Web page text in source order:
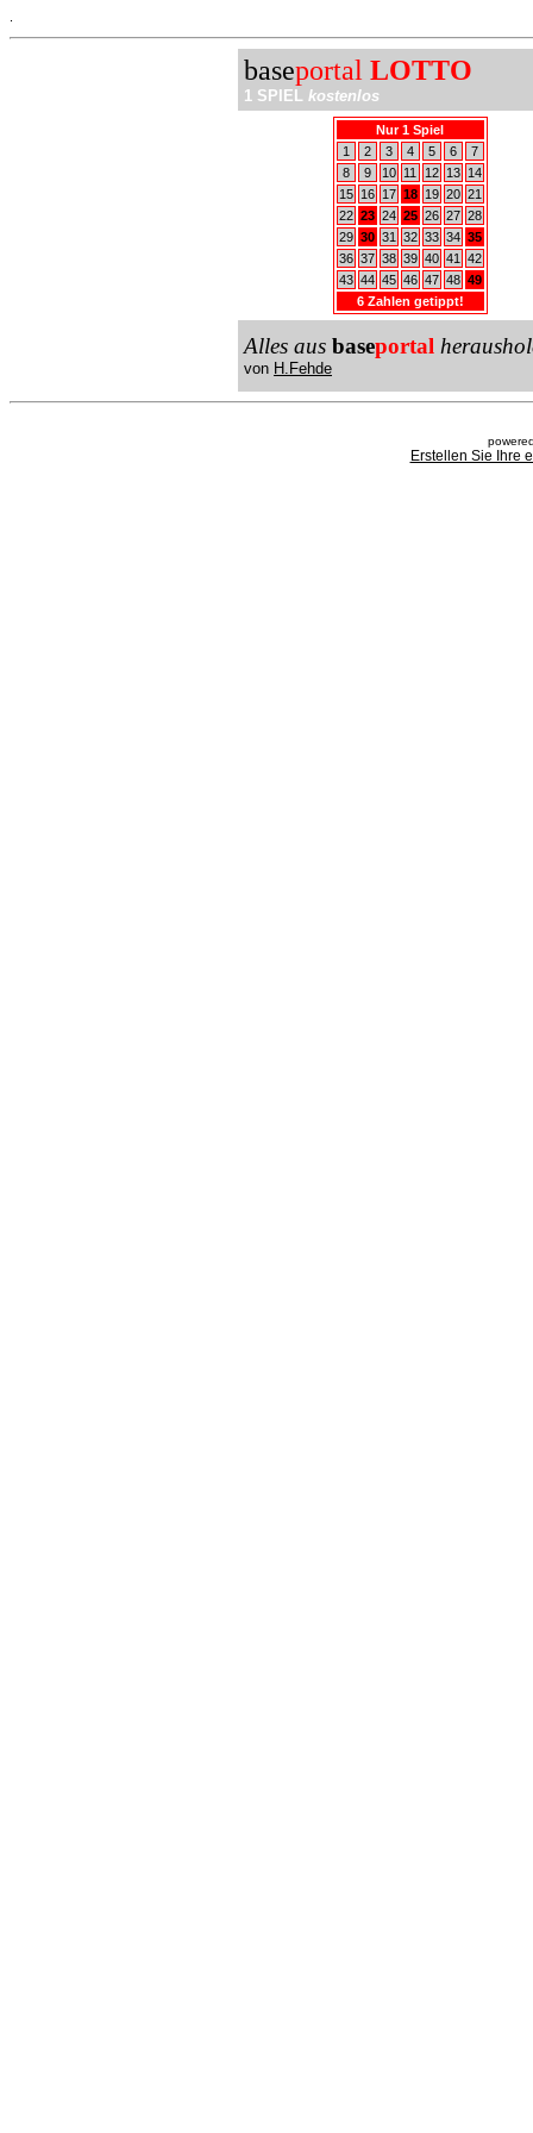
baseportal LOTTO
1 SPIEL kostenlos
Nur 1 Spiel
1
2 3 4 5 6
7
8
9 10 11 12 13
14
15
16 17 18 19 20 21
22 23 24 25 26 27 28
29 30 31 32 33 34 35
36 37 38 39 40 41
42
43 44 45 46 47 48 49
6 Zahlen getippt!
Alles aus baseportal
von H.Fehde
Erstellen Sie Ihre